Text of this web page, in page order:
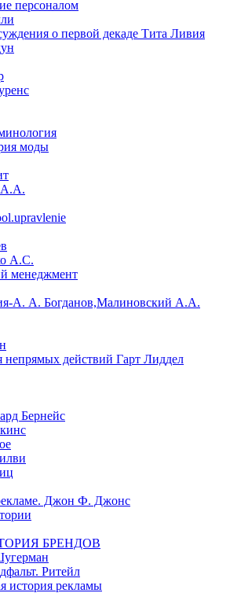
персоналом
о первой декаде Тита Ливия
моды
А.А.
А.С.
менеджмент
А. А. Богданов,Малиновский А.А.
непрямых действий Гарт Лиддел
Бернейс
Джон Ф. Джонс
БРЕНДОВ
Ритейл
история рекламы